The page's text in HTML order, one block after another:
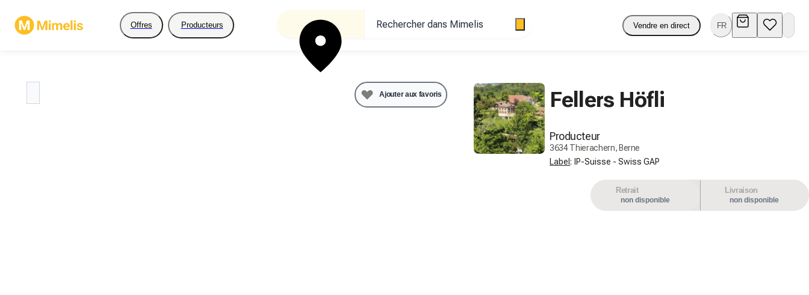
Offres Producteurs Rechercher dans Mimelis Vendre en direct FR
Ajouter aux favoris Fellers Höfli
Producteur
3634 Thierachern, Berne
Label: IP-Suisse - Swiss GAP
Retrait
non disponible
Livraison
non disponible